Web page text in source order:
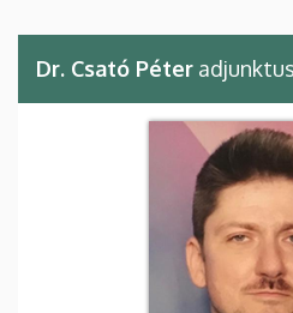
Dr. Csató Péter adjunktus